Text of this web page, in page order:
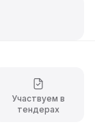
Участвуем в
тендерах